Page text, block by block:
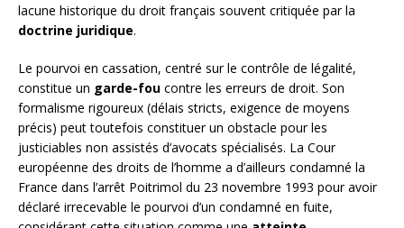
lacune historique du droit français souvent critiquée par la
doctrine juridique.
Le pourvoi en cassation, centré sur le contrôle de légalité,
constitue un garde-fou contre les erreurs de droit. Son
formalisme rigoureux (délais stricts, exigence de moyens
précis) peut toutefois constituer un obstacle pour les
justiciables non assistés d’avocats spécialisés. La Cour
européenne des droits de l’homme a d’ailleurs condamné la
France dans l’arrêt Poitrimol du 23 novembre 1993 pour avoir
déclaré irrecevable le pourvoi d’un condamné en fuite,